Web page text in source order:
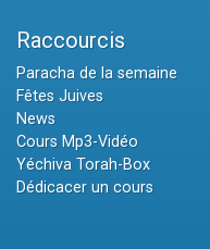
Raccourcis
Paracha de la semaine
Fêtes Juives
News
Cours Mp3-Vidéo
Yéchiva Torah-Box
Dédicacer un cours